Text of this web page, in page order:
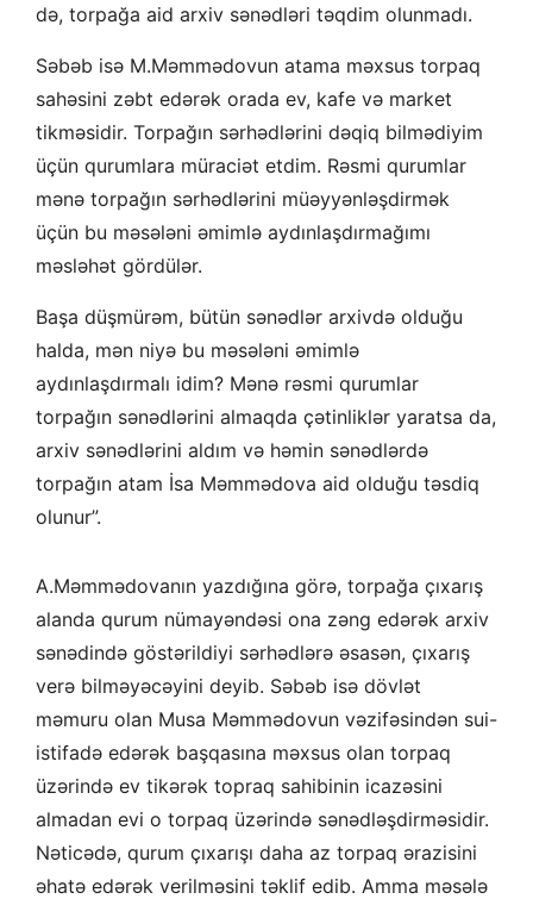
də, torpağa aid arxiv sənədləri təqdim olunmadı.
Səbəb isə M.Məmmədovun atama məxsus torpaq
sahəsini zəbt edərək orada ev, kafe və market
tikməsidir. Torpağın sərhədlərini dəqiq bilmədiyim
üçün qurumlara müraciət etdim. Rəsmi qurumlar
mənə torpağın sərhədlərini müəyyənləşdirmək
üçün bu məsələni əmimlə aydınlaşdırmağımı
məsləhət gördülər.
Başa düşmürəm, bütün sənədlər arxivdə olduğu
halda, mən niyə bu məsələni əmimlə
aydınlaşdırmalı idim? Mənə rəsmi qurumlar
torpağın sənədlərini almaqda çətinliklər yaratsa da,
arxiv sənədlərini aldım və həmin sənədlərdə
torpağın atam İsa Məmmədova aid olduğu təsdiq
olunur”.
A.Məmmədovanın yazdığına görə, torpağa çıxarış
alanda qurum nümayəndəsi ona zəng edərək arxiv
sənədində göstərildiyi sərhədlərə əsasən, çıxarış
verə bilməyəcəyini deyib. Səbəb isə dövlət
məmuru olan Musa Məmmədovun vəzifəsindən sui-
istifadə edərək başqasına məxsus olan torpaq
üzərində ev tikərək topraq sahibinin icazəsini
almadan evi o torpaq üzərində sənədləşdirməsidir.
Nəticədə, qurum çıxarışı daha az torpaq ərazisini
əhatə edərək verilməsini təklif edib. Amma məsələ